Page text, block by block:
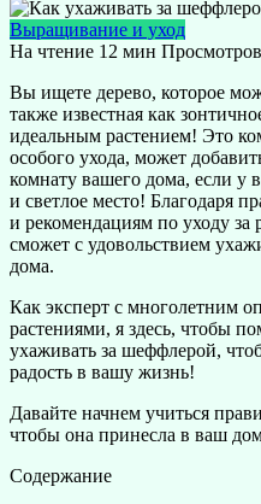
Выращивание и уход
На чтение 12 мин Просмотров
Вы ищете дерево, которое
также известная как
идеальным растением! Это
особого ухода, может
комнату вашего дома, если у
и светлое место! Благодаря
и рекомендациям по уходу
сможет с удовольствием
дома.
Как эксперт с многолетним
растениями, я здесь, чтобы
ухаживать за шеффлерой,
радость в вашу жизнь!
Давайте начнем учиться
чтобы она принесла в ваш
Содержание